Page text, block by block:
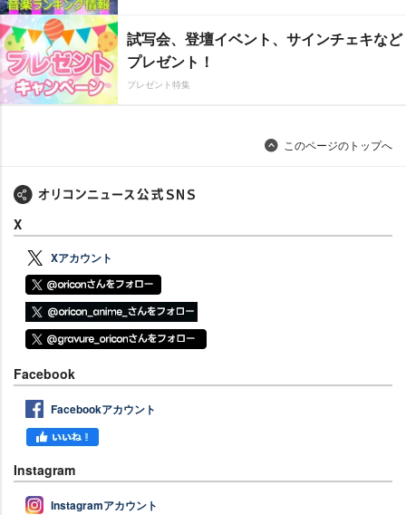
試写会、登壇イベント、サインチェキなど
プレゼント！
プレゼント特集
このページのトップへ
X
Xアカウント
Facebook
Facebookアカウント
Instagram
Instagramアカウント